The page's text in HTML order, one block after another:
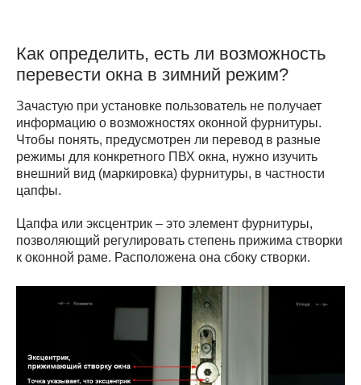
Как определить, есть ли возможность
перевести окна в зимний режим?
Зачастую при установке пользователь не получает
информацию о возможностях оконной фурнитуры.
Чтобы понять, предусмотрен ли перевод в разные
режимы для конкретного ПВХ окна, нужно изучить
внешний вид (маркировка) фурнитуры, в частности
цапфы.
Цапфа или эксцентрик – это элемент фурнитуры,
позволяющий регулировать степень прижима створки
к оконной раме. Расположена она сбоку створки.